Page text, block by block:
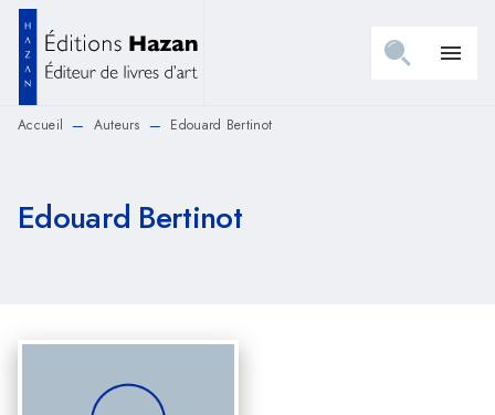
MENU RECHERCHE
PIED DE PAGE
menu
Accueil — Auteurs — Edouard Bertinot
Edouard Bertinot